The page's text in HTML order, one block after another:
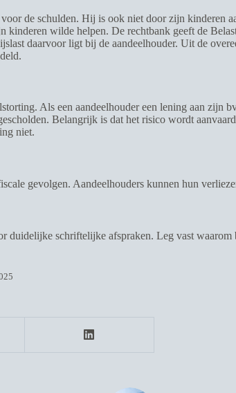
de schulden. Hij is ook niet door zijn kinderen
kinderen wilde helpen. De rechtbank geeft de
daarvoor ligt bij de aandeelhouder. Uit de
Als een aandeelhouder een lening aan zijn
Belangrijk is dat het risico wordt
niet.
gevolgen. Aandeelhouders kunnen hun
schriftelijke afspraken. Leg vast